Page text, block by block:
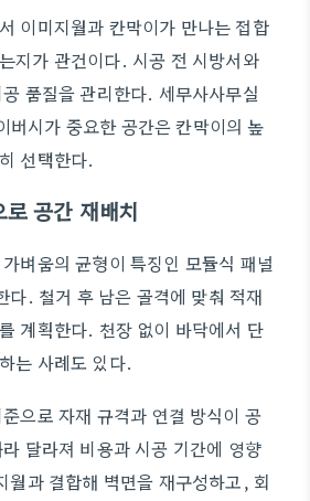
이미지월과 칸막이가 만나는 접합
지가 관건이다. 시공 전 시방서와
품질을 관리한다. 세무사사무실
버시가 중요한 공간은 칸막이의 높
선택한다.
공간 재배치
벼움의 균형이 특징인 모듈식 패널
다. 철거 후 남은 골격에 맞춰 적재
계획한다. 천장 없이 바닥에서 단
는 사례도 있다.
으로 자재 규격과 연결 방식이 공
달라져 비용과 시공 기간에 영향
월과 결합해 벽면을 재구성하고, 회